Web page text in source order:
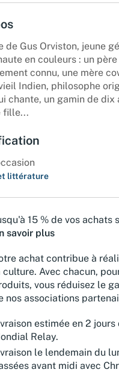
de Gus Orviston, jeune
en couleurs : un
connu, une mère
Indien, philosophe
chante, un gamin de
fille...
littérature
15 % de vos
savoir plus
achat contribue à
culture. Avec chacun,
vous réduisez le
nos associations
estimée en 2
Relay.
le lendemain du
avant midi avec